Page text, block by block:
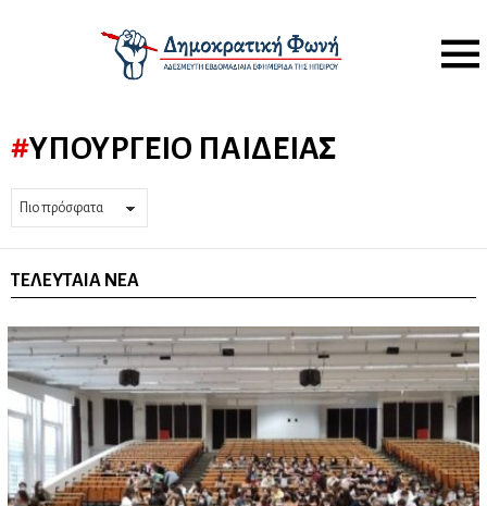
Menu
ΥΠΟΥΡΓΕΊΟ ΠΑΙΔΕΊΑΣ
ΤΕΛΕΥΤΑΊΑ ΝΈΑ